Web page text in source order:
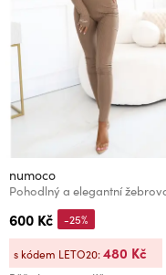
numoco
600 Kč -25%
s kódem LETO20:480 Kč